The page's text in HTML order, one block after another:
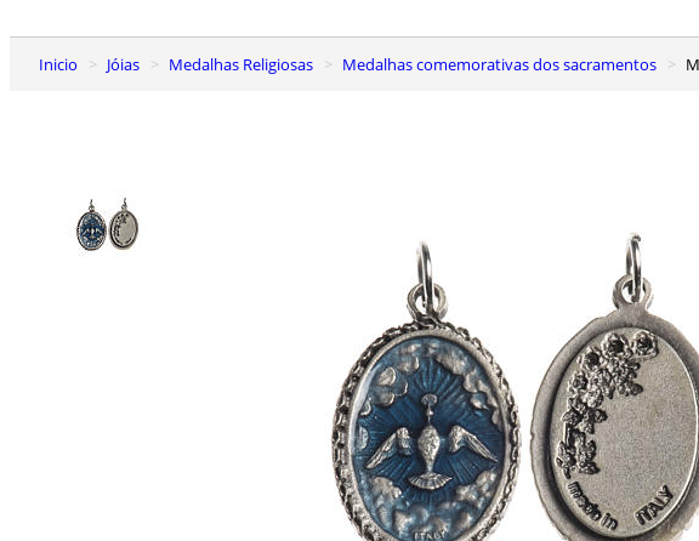
Inicio Jóias Medalhas Religiosas Medalhas comemorativas dos sacramentos